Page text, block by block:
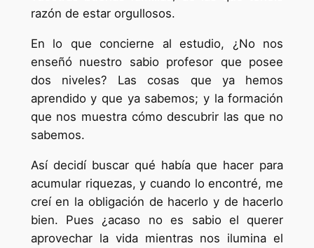
razón de estar orgullosos.
En lo que concierne al estudio, ¿No nos
enseñó nuestro sabio profesor que posee
dos niveles? Las cosas que ya hemos
aprendido y que ya sabemos; y la formación
que nos muestra cómo descubrir las que no
sabemos.
Así decidí buscar qué había que hacer para
acumular riquezas, y cuando lo encontré, me
creí en la obligación de hacerlo y de hacerlo
bien. Pues ¿acaso no es sabio el querer
aprovechar la vida mientras nos ilumina el